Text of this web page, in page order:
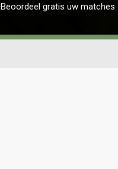
Beoordeel gratis uw matches